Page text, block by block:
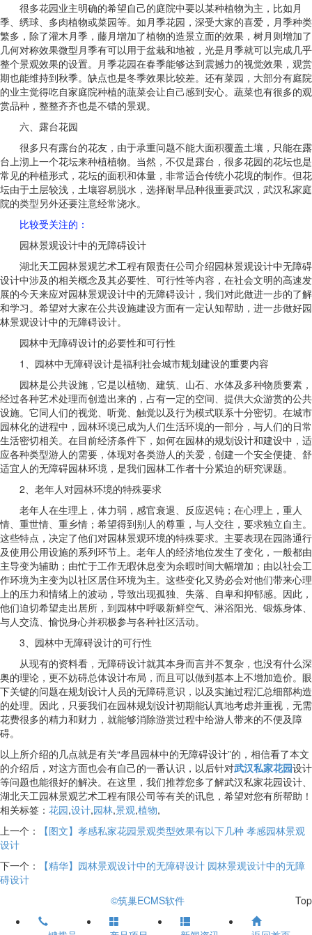
很多花园业主明确的希望自己的庭院中要以某种植物为主，比如月
季、绣球、多肉植物或菜园等。如月季花园，深受大家的喜爱，月季种类
繁多，除了灌木月季，藤月增加了植物的造景立面的效果，树月则增加了
几何对称效果微型月季有可以用于盆栽和地被，光是月季就可以完成几乎
整个景观效果的设置。月季花园在春季能够达到震撼力的视觉效果，观赏
期也能维持到秋季。缺点也是冬季效果比较差。还有菜园，大部分有庭院
的业主觉得吃自家庭院种植的蔬菜会让自己感到安心。蔬菜也有很多的观
赏品种，整整齐齐也是不错的景观。
六、露台花园
很多只有露台的花友，由于承重问题不能大面积覆盖土壤，只能在露
台上沏上一个花坛来种植植物。当然，不仅是露台，很多花园的花坛也是
常见的种植形式，花坛的面积和体量，非常适合传统小花境的制作。但花
坛由于土层较浅，土壤容易脱水，选择耐旱品种很重要武汉，武汉私家庭
院的类型另外还要注意经常浇水。
比较受关注的 ：
园林景观设计中的无障碍设计
湖北天工园林景观艺术工程有限责任公司介绍园林景观设计中无障碍
设计中涉及的相关概念及其必要性、可行性等内容，在社会文明的高速发
展的今天来应对园林景观设计中的无障碍设计，我们对此做进一步的了解
和学习。希望对大家在公共设施建设方面有一定认知帮助，进一步做好园
林景观设计中的无障碍设计。
园林中无障碍设计的必要性和可行性
1、园林中无障碍设计是福利社会城市规划建设的重要内容
园林是公共设施，它是以植物、建筑、山石、水体及多种物质要素，
经过各种艺术处理而创造出来的，占有一定的空间、提供大众游赏的公共
设施。它同人们的视觉、听觉、触觉以及行为模式联系十分密切。在城市
园林化的进程中，园林环境已成为人们生活环境的一部分，与人们的日常
生活密切相关。在目前经济条件下，如何在园林的规划设计和建设中，适
应各种类型游人的需要，体现对各类游人的关爱，创建一个安全便捷、舒
适宜人的无障碍园林环境，是我们园林工作者十分紧迫的研究课题。
2、老年人对园林环境的特殊要求
老年人在生理上，体力弱，感官衰退、反应迟钝；在心理上，重人
情、重世情、重乡情；希望得到别人的尊重，与人交往，要求独立自主。
这些特点，决定了他们对园林景观环境的特殊要求。主要表现在园路通行
及使用公用设施的系列环节上。老年人的经济地位发生了变化，一般都由
主导变为辅助；由忙于工作无暇休息变为余暇时间大幅增加；由以社会工
作环境为主变为以社区居住环境为主。这些变化又势必会对他们带来心理
上的压力和情绪上的波动，导致出现孤独、失落、自卑和抑郁感。因此，
他们迫切希望走出居所，到园林中呼吸新鲜空气、淋浴阳光、锻炼身体、
与人交流、愉悦身心并积极参与各种社区活动。
3、园林中无障碍设计的可行性
从现有的资料看，无障碍设计就其本身而言并不复杂，也没有什么深
奥的理论，更不妨碍总体设计布局，而且可以做到基本上不增加造价。眼
下关键的问题在规划设计人员的无障碍意识，以及实施过程汇总细部构造
的处理。因此，只要我们在园林规划设计初期能认真地考虑并重视，无需
花费很多的精力和财力，就能够消除游赏过程中给游人带来的不便及障
碍。
以上所介绍的几点就是有关“孝昌园林中的无障碍设计”的，相信看了本文
的介绍后，对这方面也会有自己的一番认识，以后针对武汉私家花园设计
等问题也能很好的解决。在这里，我们推荐您多了解武汉私家花园设计、
湖北天工园林景观艺术工程有限公司等有关的讯息，希望对您有所帮助！
相关标签： 花园,设计,园林,景观,植物,
上一个：
【图文】孝感私家花园景观类型效果有以下几种 孝感园林景观
设计
下一个：
【精华】园林景观设计中的无障碍设计 园林景观设计中的无障
碍设计
Top
©筑巢ECMS软件